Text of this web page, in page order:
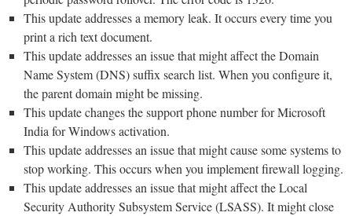
This update addresses a memory leak. It occurs every time you
print a rich text document.
This update addresses an issue that might affect the Domain
Name System (DNS) suffix search list. When you configure it,
the parent domain might be missing.
This update changes the support phone number for Microsoft
India for Windows activation.
This update addresses an issue that might cause some systems to
stop working. This occurs when you implement firewall logging.
This update addresses an issue that might affect the Local
Security Authority Subsystem Service (LSASS). It might close